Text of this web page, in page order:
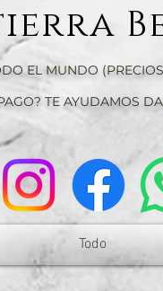
EL MUNDO
TE AYUDAMOS
Todo